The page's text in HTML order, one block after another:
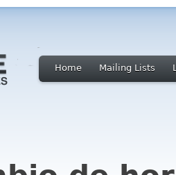
Home Mailing Lists